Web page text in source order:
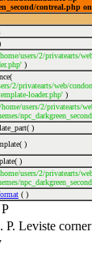
contreal.php
users/2/privatearts/
)
2/privatearts/web/
loader.php' )
users/2/privatearts/
)
)
)
users/2/privatearts/
( )
Leviste corner